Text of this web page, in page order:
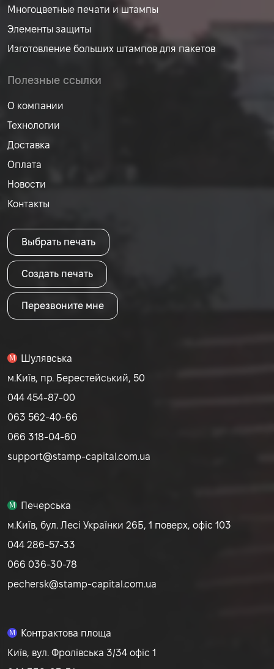
Многоцветные печати и штампы
Элементы защиты
Изготовление больших штампов для пакетов
Полезные ссылки
О компании
Технологии
Доставка
Оплата
Новости
Контакты
Выбрать печать
Создать печать
Перезвоните мне
M
Шулявська
м.Київ, пр. Берестейський, 50
044 454-87-00
063 562-40-66
066 318-04-60
support@stamp-capital.com.ua
M
Печерська
м.Київ, бул. Лесі Українки 26Б, 1 поверх, офіс 103
044 286-57-33
066 036-30-78
pechersk@stamp-capital.com.ua
M
Контрактова площа
Київ, вул. Фролівська 3/34 офіс 1